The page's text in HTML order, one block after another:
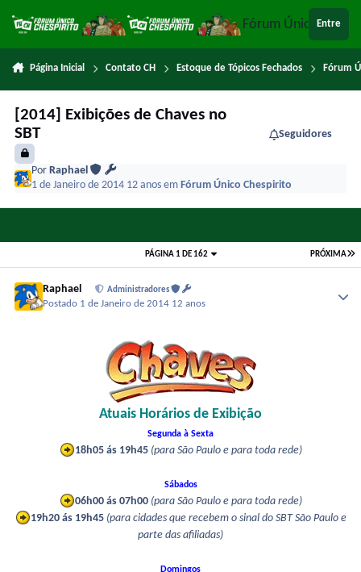
Fórum ÚnicoEntre
Página Inicial Contato CH Estoque de Tópicos Fechados Fórum
[2014] Exibições de Chaves no
SBT
Seguidores
PorRaphael
1 de Janeiro de 2014 12 anosemFórum Único Chespirito
PRÓXIMA
PÁGINA 1 DE 162
Raphael Administradores
Postado 1 de Janeiro de 2014 12 anos
Atuais Horários de Exibição
Segunda à Sexta
18h05 ás 19h45 (para São Paulo e para toda rede)
Sábados
06h00 ás 07h00 (para São Paulo e para toda rede)
19h20 ás 19h45 (para cidades que recebem o sinal do SBT São Paulo e
parte das afiliadas)
Domingos